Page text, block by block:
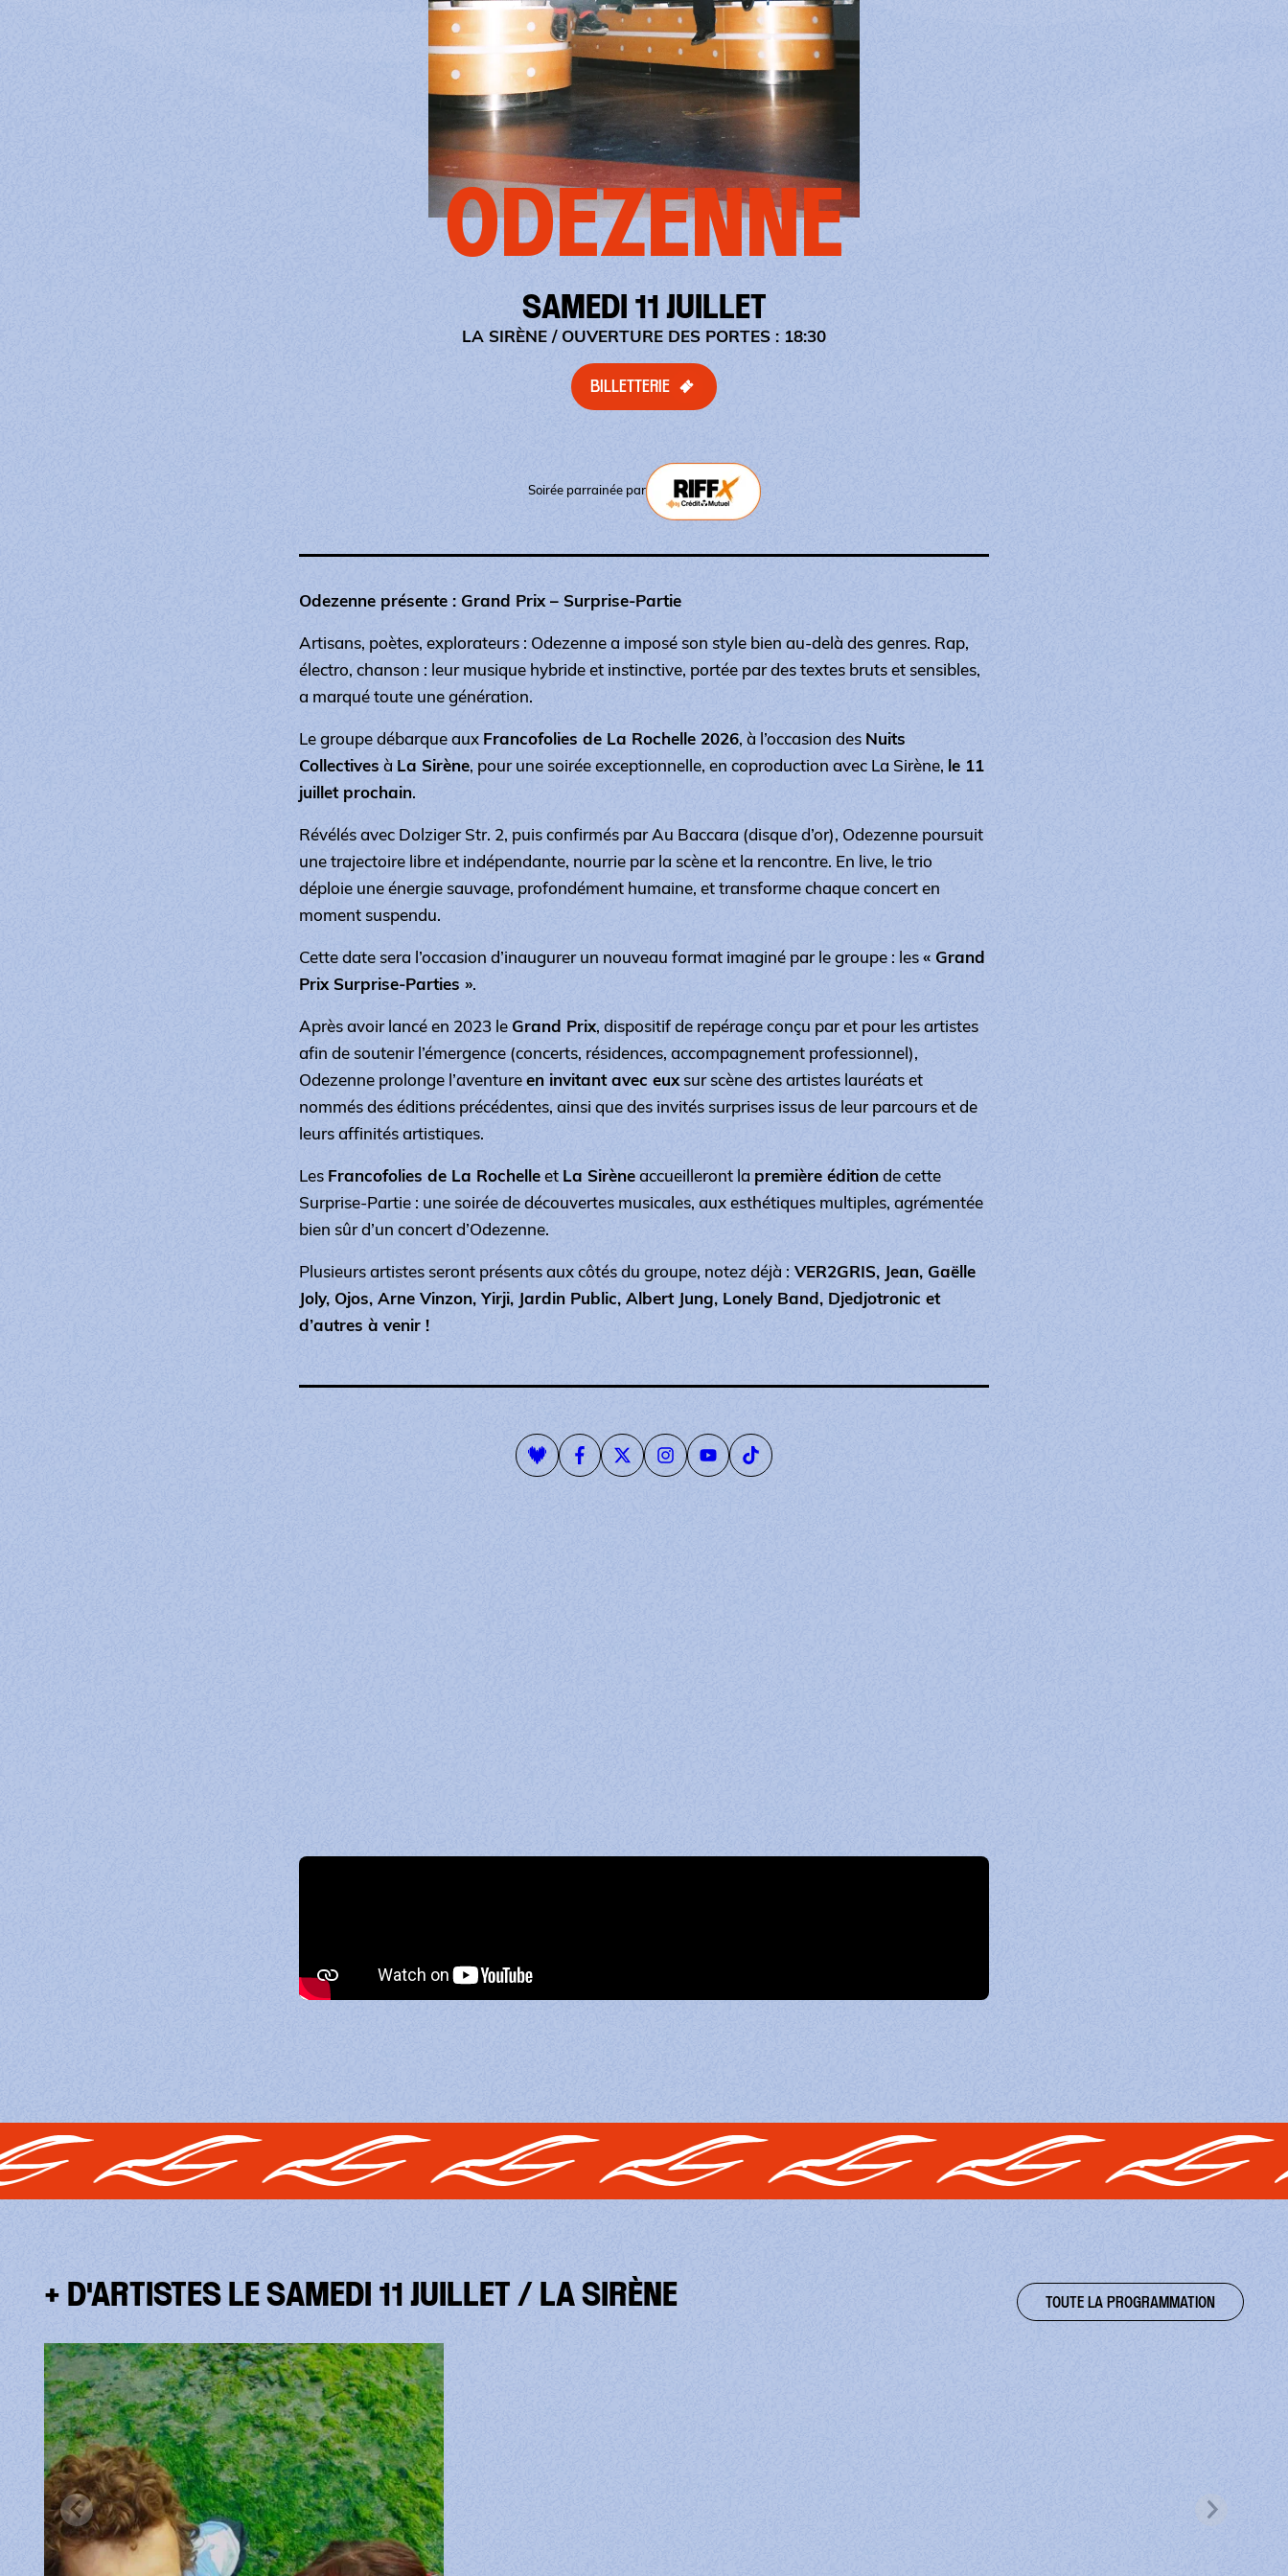
ODEZENNE
SAMEDI 11 JUILLET
LA SIRÈNE / OUVERTURE DES PORTES : 18:30
BILLETTERIE
Soirée parrainée par
Odezenne présente : Grand Prix – Surprise-Partie
Artisans, poètes, explorateurs : Odezenne a imposé son style bien au-delà des genres. Rap,
électro, chanson : leur musique hybride et instinctive, portée par des textes bruts et sensibles,
a marqué toute une génération.
Le groupe débarque aux Francofolies de La Rochelle 2026, à l’occasion des Nuits
Collectives à La Sirène, pour une soirée exceptionnelle, en coproduction avec La Sirène, le 11
juillet prochain.
Révélés avec Dolziger Str. 2, puis confirmés parAu Baccara (disque d’or), Odezenne poursuit
une trajectoire libre et indépendante, nourrie par la scène et la rencontre. En live, le trio
déploie une énergie sauvage, profondément humaine, et transforme chaque concert en
moment suspendu.
Cette date sera l’occasion d’inaugurer un nouveau format imaginé par le groupe : les« Grand
Prix Surprise-Parties ».
Après avoir lancé en 2023 le Grand Prix, dispositif de repérage conçu par et pour les artistes
afin de soutenir l’émergence (concerts, résidences, accompagnement professionnel),
Odezenne prolonge l’aventureen invitant avec euxsur scène des artistes lauréats et
nommés des éditions précédentes, ainsi que des invités surprises issus de leur parcours et de
leurs affinités artistiques.
Les Francofolies de La Rochelleet La Sirèneaccueilleront la première éditionde cette
Surprise-Partie : une soirée de découvertes musicales, aux esthétiques multiples, agrémentée
bien sûr d’un concert d’Odezenne.
Plusieurs artistes seront présents aux côtés du groupe, notez déjà : VER2GRIS, Jean, Gaëlle
Joly, Ojos, Arne Vinzon, Yirji, Jardin Public, Albert Jung, Lonely Band, Djedjotronic et
d’autres à venir !
Playlist Deezer
Page Facebook
Compte Twitter
Compte Instagram
Page Youtube
Compte Tiktok
+ D'ARTISTES LE SAMEDI 11 JUILLET / LA SIRÈNE TOUTE LA PROGRAMMATION